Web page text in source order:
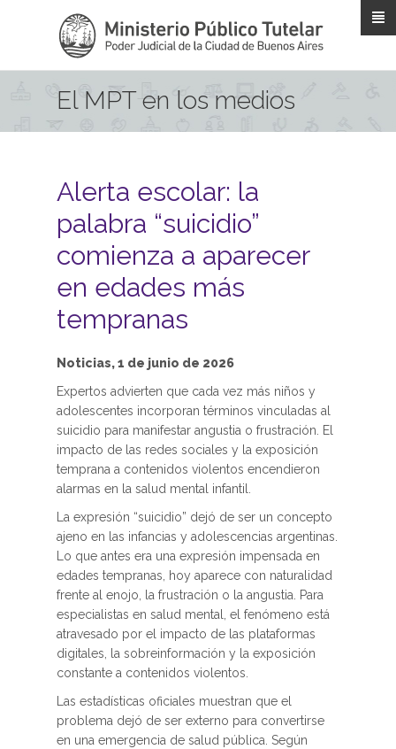
El MPT en los medios
Alerta escolar: la
palabra “suicidio”
comienza a aparecer
en edades más
tempranas
Noticias, 1 de junio de 2026
Expertos advierten que cada vez más niños y
adolescentes incorporan términos vinculadas al
suicidio para manifestar angustia o frustración. El
impacto de las redes sociales y la exposición
temprana a contenidos violentos encendieron
alarmas en la salud mental infantil.
La expresión “suicidio” dejó de ser un concepto
ajeno en las infancias y adolescencias argentinas.
Lo que antes era una expresión impensada en
edades tempranas, hoy aparece con naturalidad
frente al enojo, la frustración o la angustia. Para
especialistas en salud mental, el fenómeno está
atravesado por el impacto de las plataformas
digitales, la sobreinformación y la exposición
constante a contenidos violentos.
Las estadísticas oficiales muestran que el
problema dejó de ser externo para convertirse
en una emergencia de salud pública. Según